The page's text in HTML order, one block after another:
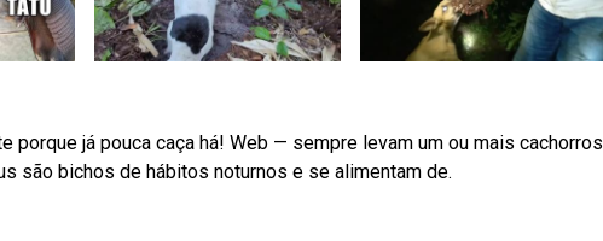
porque já pouca caça há! Web — sempre levam um ou mais cachorros
são bichos de hábitos noturnos e se alimentam de.